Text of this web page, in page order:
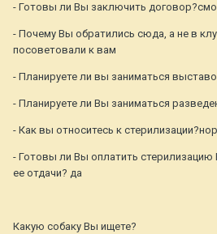
- Готовы ли Вы заключить
- Почему Вы обратились сюда, а не в
посоветовали к вам
- Планируете ли вы заниматься
- Планируете ли Вы заниматься
- Как вы относитесь к
- Готовы ли Вы оплатить стерилизацию
ее отдачи? да
Какую собаку Вы ищете?